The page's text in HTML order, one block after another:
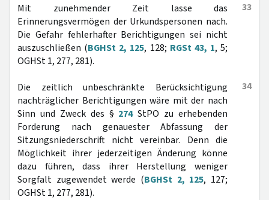
33
Mit zunehmender Zeit lasse das
Erinnerungsvermögen der Urkundspersonen nach.
Die Gefahr fehlerhafter Berichtigungen sei nicht
auszuschließen (BGHSt 2, 125, 128; RGSt 43, 1, 5;
OGHSt 1, 277, 281).
34
Die zeitlich unbeschränkte Berücksichtigung
nachträglicher Berichtigungen wäre mit der nach
Sinn und Zweck des § 274StPO zu erhebenden
Forderung nach genauester Abfassung der
Sitzungsniederschrift nicht vereinbar. Denn die
Möglichkeit ihrer jederzeitigen Änderung könne
dazu führen, dass ihrer Herstellung weniger
Sorgfalt zugewendet werde (BGHSt 2, 125, 127;
OGHSt 1, 277, 281).